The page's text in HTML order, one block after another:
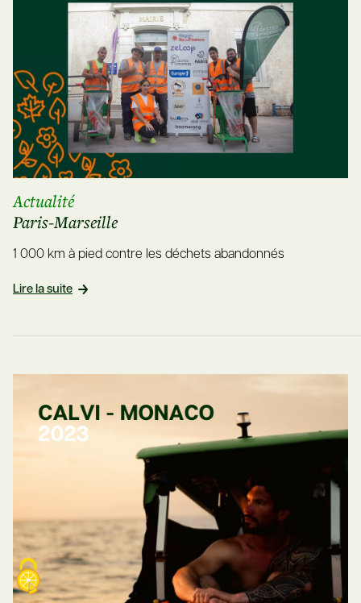
Actualité
Paris-Marseille
1 000 km à pied contre les déchets abandonnés
Lire la suite